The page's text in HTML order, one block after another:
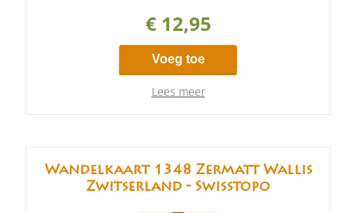
€ 12,95
Voeg toe
Lees meer
Wandelkaart 1348 Zermatt Wallis
Zwitserland - Swisstopo